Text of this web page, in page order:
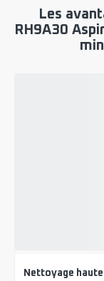
Les
RH9A30
Nettoyage